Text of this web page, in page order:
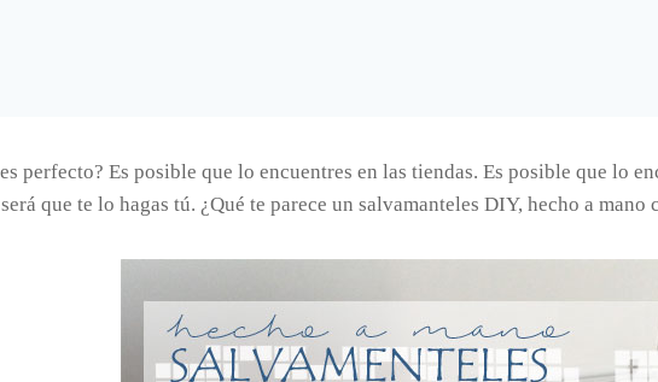
perfecto? Es posible que lo encuentres en las tiendas. Es posible que lo
que te lo hagas tú. ¿Qué te parece un salvamanteles DIY, hecho a mano